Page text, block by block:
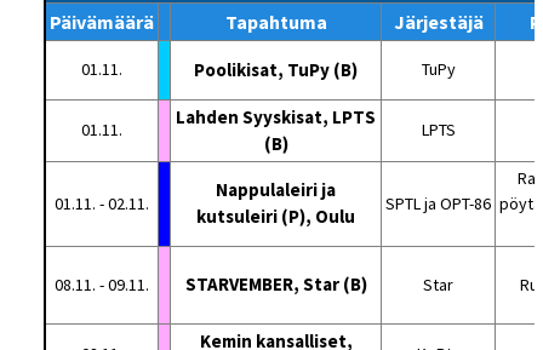
Päivämäärä Tapahtuma Järjestäjä
01.11. Poolikisat, TuPy (B) TuPy
01.11.
Lahden Syyskisat, LPTS
(B)
LPTS
01.11. - 02.11.
Nappulaleiri ja
kutsuleiri (P), Oulu
SPTL ja OPT-86
08.11. - 09.11. STARVEMBER, Star (B) Star
Kemin kansalliset,